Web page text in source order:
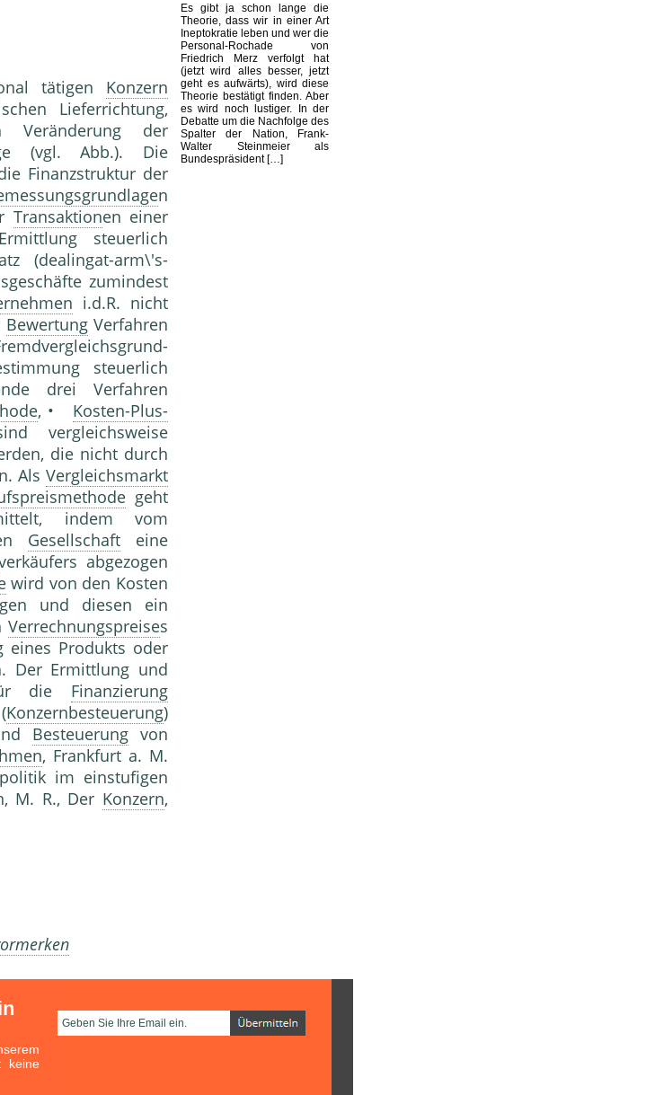
tätigen Konzern
Lieferrichtung,
Veränderung der
(vgl. Abb.). Die
Finanzstruktur der
n
Transaktionen einer
steuerlich
(dealingat-arm\'s-
zumindest
i.d.R. nicht
BewertungVerfahren
steuerlich
drei Verfahren
, • Kosten-Plus-
vergleichsweise
die nicht durch
Als Vergleichsmarkt
geht
indem vom
Gesellschafteine
abgezogen
wird von den Kosten
und diesen ein
Verrechnungspreises
eines Produkts oder
Der Ermittlung und
die Finanzierung
Konzernbesteuerung)
Besteuerung von
, Frankfurt a. M.
im einstufigen
M. R., Der Konzern,
Es gibt ja schon lange die
Theorie, dass wir in einer Art
Ineptokratie leben und wer die
Personal-Rochade von
Friedrich Merz verfolgt hat
(jetzt wird alles besser, jetzt
geht es aufwärts), wird diese
Theorie bestätigt finden. Aber
es wird noch lustiger. In der
Debatte um die Nachfolge des
Spalter der Nation, Frank-
Walter Steinmeier als
Bundespräsident […]
keine